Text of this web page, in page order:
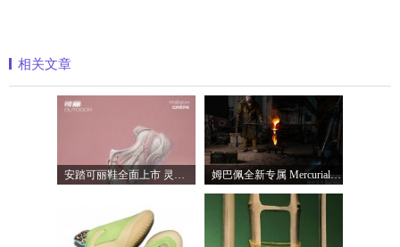
相关文章
安踏可丽鞋全面上市 灵感汲取自法式甜品 姆巴佩全新专属 Mercurial Superfly 足球鞋，